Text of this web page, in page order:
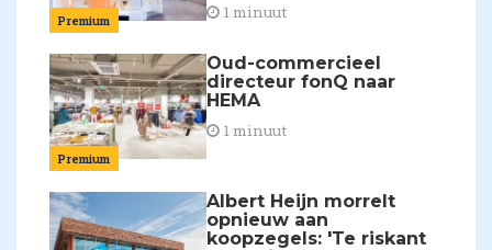
Premium 1 minuut
Premium
Oud-commercieel
directeur fonQ naar
HEMA
1 minuut
Albert Heijn morrelt
opnieuw aan
koopzegels: 'Te riskant